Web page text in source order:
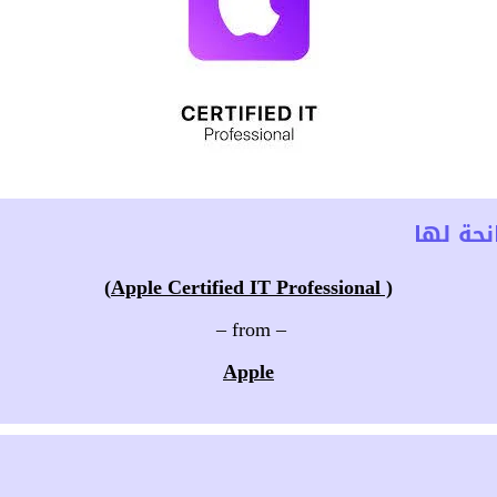
لها
( Apple Certified IT Professional)
– from –
Apple